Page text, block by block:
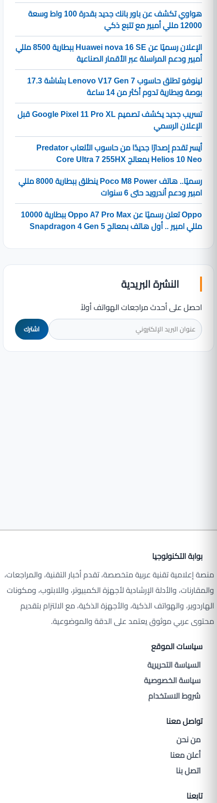
هواوي تكشف عن باور بانك جديد بقدرة 100 واط وسعة
12000 مللي أمبير مع تتبع ذكي
الإعلان رسميًا عن Huawei nova 16 SE ببطارية 8500 مللي
أمبير ودعم المراسلة عبر الأقمار الصناعية
لينوفو تطلق حاسوب Lenovo V17 Gen 7 بشاشة 17.3
بوصة وبطارية تدوم أكثر من 14 ساعة
تسريب جديد يكشف تصميم Google Pixel 11 Pro XL قبل
الإعلان الرسمي
أيسر تقدم إصدارًا جديدًا من حاسوب الألعاب Predator
Helios 10 Neo بمعالج Core Ultra 7 255HX
رسميًا.. هاتف Poco M8 Power ينطلق ببطارية 8000 مللي
امبير ودعم أندرويد حتى 6 سنوات
Oppo تعلن رسميًا عن Oppo A7 Pro Max ببطارية 10000
مللي امبير .. أول هاتف بمعالج Snapdragon 4 Gen 5
النشرة البريدية
احصل على أحدث مراجعات الهواتف أولاً
اشترك
بوابة التكنولوجيا
منصة إعلامية تقنية عربية متخصصة، تقدم أخبار التقنية، والمراجعات،
والمقارنات، والأدلة الإرشادية لأجهزة الكمبيوتر، واللابتوب، ومكونات
الهاردوير، والهواتف الذكية، والأجهزة الذكية، مع الالتزام بتقديم
محتوى عربي موثوق يعتمد على الدقة والموضوعية.
سياسات الموقع
السياسة التحريرية
سياسة الخصوصية
شروط الاستخدام
تواصل معنا
من نحن
أعلن معنا
اتصل بنا
تابعنا